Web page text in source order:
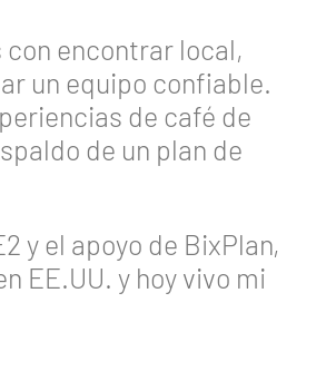
encontrar local,
un equipo confiable.
de café de
de un plan de
y el apoyo de BixPlan,
EE.UU. y hoy vivo mi